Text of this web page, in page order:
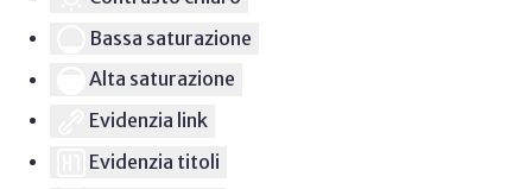
Bassa saturazione
Alta saturazione
Evidenzia link
Evidenzia titoli